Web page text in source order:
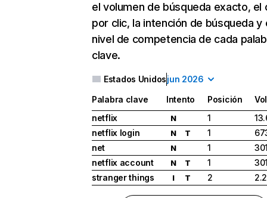
el volumen de búsqueda exacto, el
por clic, la intención de búsqueda y
nivel de competencia de cada
clave.
Estados Unidosjun 2026
Palabra clave Intento Posición
netflix
N 1
netflix login
N T 1
net
N 1
netflix account
N T 1
stranger things
I T 2